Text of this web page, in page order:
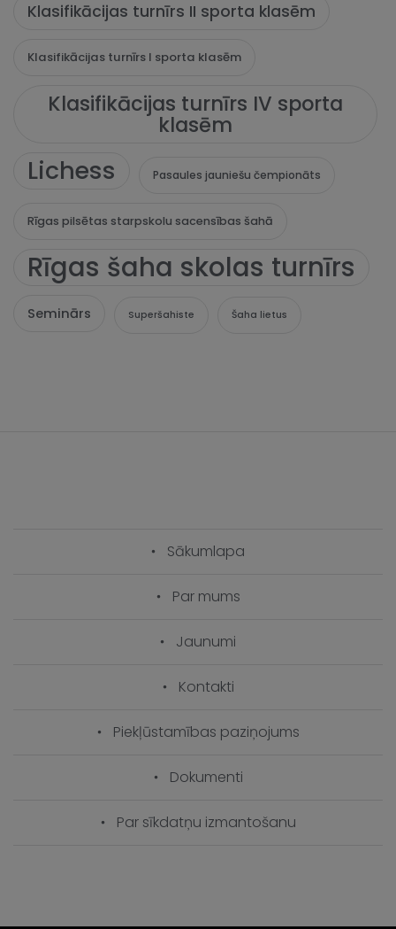
Klasifikācijas turnīrs II sporta klasēm
Klasifikācijas turnīrs I sporta klasēm
Klasifikācijas turnīrs IV sporta
klasēm
Lichess Pasaules jauniešu čempionāts
Rīgas pilsētas starpskolu sacensības šahā
Rīgas šaha skolas turnīrs
Seminārs Superšahiste Šaha lietus
Sākumlapa
Par mums
Jaunumi
Kontakti
Piekļūstamības paziņojums
Dokumenti
Par sīkdatņu izmantošanu